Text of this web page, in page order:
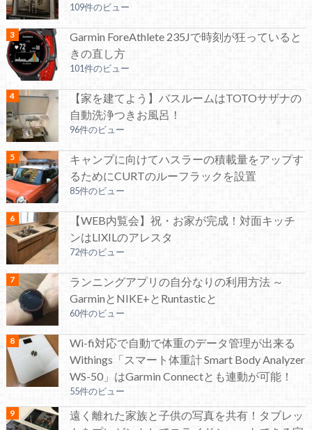
109件のビュー
Garmin ForeAthlete 235Jで時刻が狂っていると
きの直し方
101件のビュー
【家を建てよう】バスルームはTOTOサザナの
自動洗浄つきお風呂！
96件のビュー
キャンプに向けてハスラーの積載量をアップす
るためにCURTのルーフラックを設置
85件のビュー
【WEB内覧会】祝・お家が完成！対面キッチ
ンはLIXILのアレスタ
72件のビュー
ランニングアプリの自分なりの利用方法 ～
GarminとNIKE+とRuntasticと
60件のビュー
Wi-fi対応で自動で体重のデータ管理が出来る
Withings「スマート体重計 Smart Body Analyzer
WS-50」はGarmin Connectとも連動が可能！
55件のビュー
遠く離れた家族と子供の写真を共有！タブレッ